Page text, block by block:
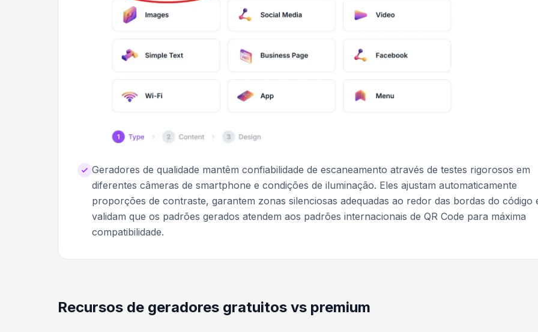
Geradores de qualidade mantêm confiabilidade de escaneamento através de testes rigorosos em
diferentes câmeras de smartphone e condições de iluminação. Eles ajustam automaticamente
proporções de contraste, garantem zonas silenciosas adequadas ao redor das bordas do código
validam que os padrões gerados atendem aos padrões internacionais de QR Code para máxima
compatibilidade.
Recursos de geradores gratuitos vs premium